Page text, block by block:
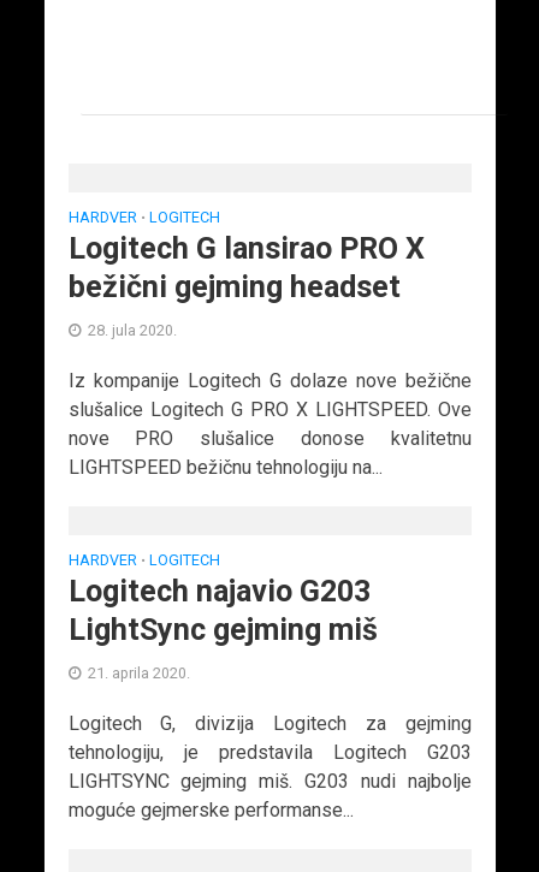
HARDVER • LOGITECH
Logitech G lansirao PRO X
bežični gejming headset
28. jula 2020.
Iz kompanije Logitech G dolaze nove bežične
slušalice Logitech G PRO X LIGHTSPEED. Ove
nove PRO slušalice donose kvalitetnu
LIGHTSPEED bežičnu tehnologiju na...
HARDVER • LOGITECH
Logitech najavio G203
LightSync gejming miš
21. aprila 2020.
Logitech G, divizija Logitech za gejming
tehnologiju, je predstavila Logitech G203
LIGHTSYNC gejming miš. G203 nudi najbolje
moguće gejmerske performanse...